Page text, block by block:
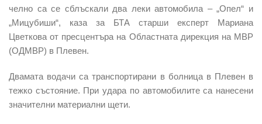
челно са се сблъскали два леки автомобила – „Опел“ и
„Мицубиши“, каза за БТА старши експерт Мариана
Цветкова от пресцентъра на Областната дирекция на МВР
(ОДМВР) в Плевен.
Двамата водачи са транспортирани в болница в Плевен в
тежко състояние. При удара по автомобилите са нанесени
значителни материални щети.